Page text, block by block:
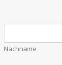
Nachname